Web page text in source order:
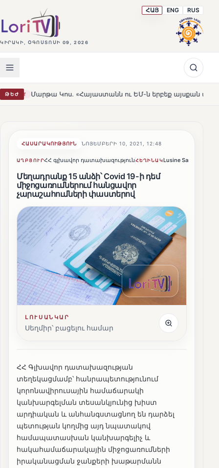
ԿԻՐԱԿԻ, ՕԳՈՍՏՈՍԻ 09, 2026
ՀԱՅ ENG RUS
ԹԵԺ ու ԵՄ-ն երբեք այսքան մոտ չեն եղել» HOT
ՀԱՍԱՐԱԿՈՒԹՅՈՒՆ ՆՈՅԵՄԲԵՐԻ 10, 2021, 12:48
ԱՂԲՅՈՒՐՀՀ գլխավոր դատախազությունՀԵՂԻՆԱԿLusine Sargsyan
Մեղադրանք 15 անձի՝ Covid 19-ի դեմ
միջոցառումներում հանցավոր
չարաշահումների փաստերով
ԼՈՒՍԱՆԿԱՐ
Սեղմիր՝ բացելու համար
ՀՀ Գլխավոր դատախազության
տեղեկացմամբ՝ հանրապետությունում
կորոնավիրուսային համաճարակի
կանխարգելման տեսանկյունից խիստ
արդիական և անհանգստացնող են դարձել
պետության կողմից այդ նպատակով
համապատասխան կանխարգելիչ և
հակահամաճարակային միջոցառումների
իրականացման ջանքերի խաթարմանն